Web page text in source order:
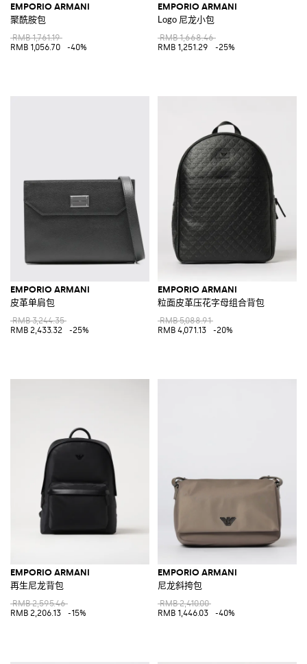
EMPORIO ARMANI
聚酰胺包
RMB 1,761.19
RMB 1,056.70
-40%
EMPORIO ARMANI
Logo 尼龙小包
RMB 1,668.46
RMB 1,251.29
-25%
EMPORIO ARMANI
皮革单肩包
RMB 3,244.35
RMB 2,433.32
-25%
EMPORIO ARMANI
粒面皮革压花字母组合背包
RMB 5,088.91
RMB 4,071.13
-20%
EMPORIO ARMANI
再生尼龙背包
RMB 2,595.46
RMB 2,206.13
-15%
EMPORIO ARMANI
尼龙斜挎包
RMB 2,410.00
RMB 1,446.03
-40%